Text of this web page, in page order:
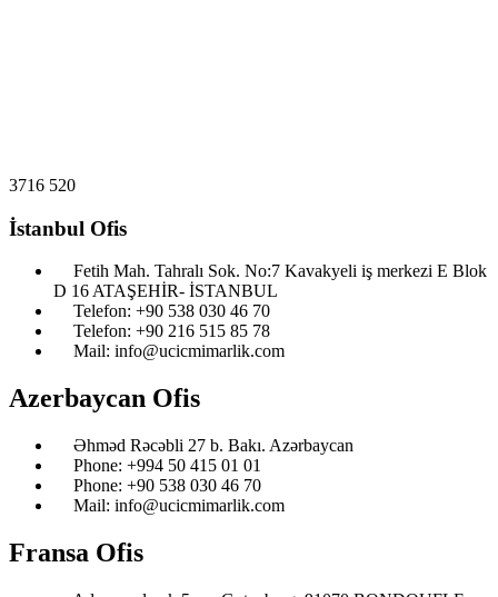
3716 520
İstanbul Ofis
Fetih Mah. Tahralı Sok. No:7 Kavakyeli iş merkezi E Blok
D 16 ATAŞEHİR- İSTANBUL
Telefon: ‎+90 538 030 46 70
Telefon: ‎+90 216 515 85 78
Mail: info@ucicmimarlik.com
Azerbaycan Ofis
Əhməd Rəcəbli 27 b. Bakı. Azərbaycan
Phone: ‎‎+994 50 415 01 01
Phone: +90 538 030 46 70
Mail: info@ucicmimarlik.com
Fransa Ofis